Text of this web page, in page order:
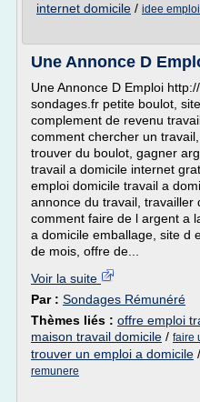
internet domicile / idee
Une Annonce D
Une Annonce D Emploi
sondages.fr petite boulot,
complement de revenu
comment chercher un
trouver du boulot, gagner
travail a domicile internet
emploi domicile travail a
annonce du travail, travailler
comment faire de l argent a
a domicile emballage, site d
de mois, offre de...
Voir la suite
Par : Sondages Rémunéré
Thèmes liés : offre emploi
maison travail domicile / faire
trouver un emploi a domicile /
remunere